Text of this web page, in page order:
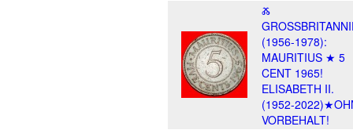
Ⰶ
(1956-1978):
MAURITIUS ★ 5
CENT 1965!
ELISABETH II.
(1952-
VORBEHALT!